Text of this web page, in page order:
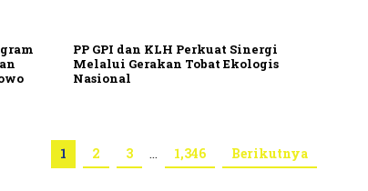
PP GPI dan KLH Perkuat Sinergi
Melalui Gerakan Tobat Ekologis
Nasional
1 2 3 … 1,346 Berikutnya